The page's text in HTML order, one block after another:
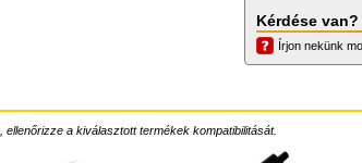
Kérdése van?
Írjon nekünk
a kiválasztott termékek kompatibilitását.